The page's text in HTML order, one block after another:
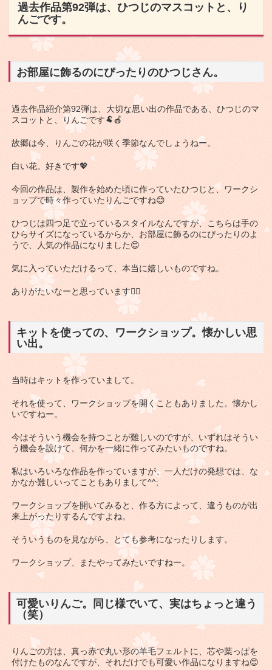
過去作品第92弾は、ひつじのマスコットと、り
んごです。
お部屋に飾るのにぴったりのひつじさん。
過去作品紹介第92弾は、大切な思い出の作品である、ひつじのマ
スコットと、りんごです🐏🍎
故郷は今、りんごの花が咲く季節なんでしょうねー。
白い花。好きです💖
今回の作品は、製作を始めた頃に作っていたひつじと、ワークシ
ョップで時々作っていたりんごですね😊
ひつじは四つ足で立っているスタイルなんですが、こちらは手の
ひらサイズになっているからか、お部屋に飾るのにぴったりのよ
うで、人気の作品になりました😊
気に入っていただけるって、本当に嬉しいものですね。
ありがたいなーと思っています🙇‍♀
キットを使っての、ワークショップ。懐かしい思
い出。
当時はキットを作っていまして。
それを使って、ワークショップを開くこともありました。懐かし
いですねー。
今はそういう機会を持つことが難しいのですが、いずれはそうい
う機会を設けて、何かを一緒に作ってみたいものですね。
私はいろいろな作品を作っていますが、一人だけの発想では、な
かなか難しいってこともありまして^^;
ワークショップを開いてみると、作る方によって、違うものが出
来上がったりするんですよね。
そういうものを見ながら、とても参考になったりします。
ワークショップ、またやってみたいですねー。
可愛いりんご。同じ様でいて、実はちょっと違う
（笑）
りんごの方は、真っ赤で丸い形の羊毛フェルトに、芯や葉っぱを
付けたものなんですが、それだけでも可愛い作品になりますね😊